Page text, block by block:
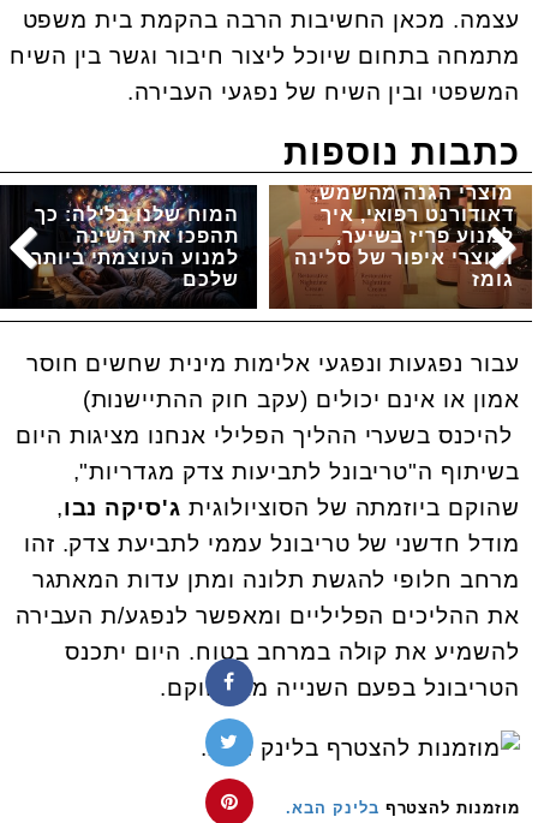
עצמה. מכאן החשיבות הרבה בהקמת בית משפט
מתמחה בתחום שיוכל ליצור חיבור וגשר בין השיח
המשפטי ובין השיח של נפגעי העבירה.
כתבות נוספות
המוח שלנו בלילה: כך
תהפכו את השינה
למנוע העוצמתי ביותר
שלכם
מוצרי הגנה מהשמש,
דאודורנט רפואי, איך
למנוע פריז בשיער,
ומוצרי איפור של סלינה
גומז
עבור נפגעות ונפגעי אלימות מינית שחשים חוסר
אמון או אינם יכולים (עקב חוק ההתיישנות)
להיכנס בשערי ההליך הפלילי אנחנו מציגות היום
בשיתוף ה"טריבונל לתביעות צדק מגדריות",
שהוקם ביוזמתה של הסוציולוגית ג'סיקה נבו,
מודל חדשני של טריבונל עממי לתביעת צדק. זהו
מרחב חלופי להגשת תלונה ומתן עדות המאתגר
את ההליכים הפליליים ומאפשר לנפגע/ת העבירה
להשמיע את קולה במרחב בטוח. היום יתכנס
הטריבונל בפעם השנייה מאז הוקם.
מוזמנות להצטרף בלינק הבא.